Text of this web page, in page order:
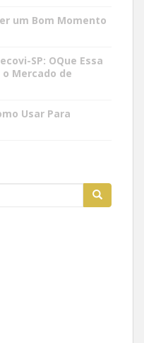
um Bom Momento
SP: OQue Essa
Mercado de
Usar Para